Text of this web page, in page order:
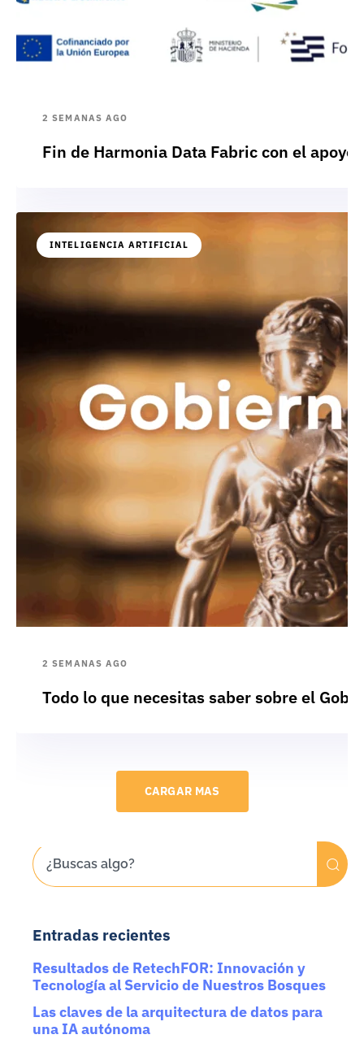
2 SEMANAS AGO
Fin de Harmonia Data Fabric con el apoyo
INTELIGENCIA ARTIFICIAL
2 SEMANAS AGO
Todo lo que necesitas saber sobre el
CARGAR MAS
Entradas recientes
Resultados de RetechFOR: Innovación y
Tecnología al Servicio de Nuestros Bosques
Las claves de la arquitectura de datos para
una IA autónoma